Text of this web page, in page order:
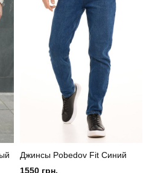
для повсякденного носіння
повсякденний
100% поліестер
Джинсы Pobedov Fit Синий
1550 грн.